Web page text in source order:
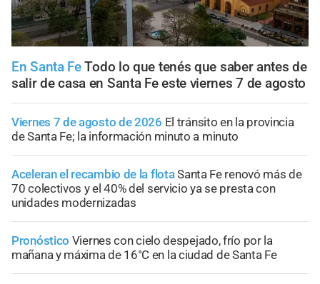
En Santa FeTodo lo que tenés que saber antes de
salir de casa en Santa Fe este viernes 7 de agosto
Viernes 7 de agosto de 2026 El tránsito en la provincia
de Santa Fe; la información minuto a minuto
Aceleran el recambio de la flotaSanta Fe renovó más de
70 colectivos y el 40% del servicio ya se presta con
unidades modernizadas
Pronóstico Viernes con cielo despejado, frío por la
mañana y máxima de 16°C en la ciudad de Santa Fe